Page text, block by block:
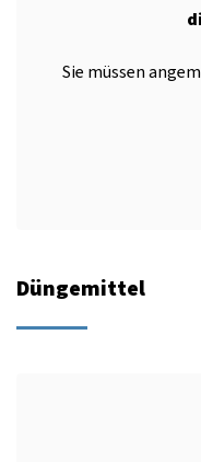
Sie müssen
Düngemittel